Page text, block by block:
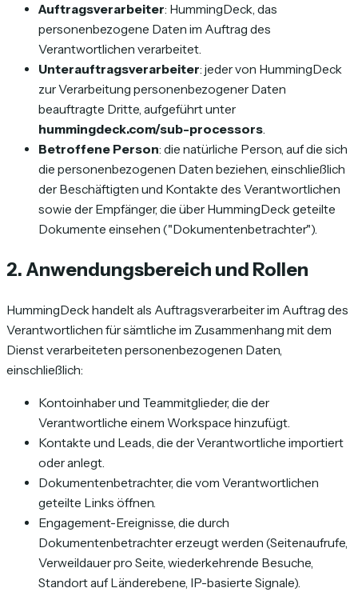
Auftragsverarbeiter: HummingDeck, das
personenbezogene Daten im Auftrag des
Verantwortlichen verarbeitet.
Unterauftragsverarbeiter: jeder von HummingDeck
zur Verarbeitung personenbezogener Daten
beauftragte Dritte, aufgeführt unter
hummingdeck.com/sub-processors
Betroffene Person: die natürliche Person, auf die sich
die personenbezogenen Daten beziehen, einschließlich
der Beschäftigten und Kontakte des Verantwortlichen
sowie der Empfänger, die über HummingDeck geteilte
Dokumente einsehen ("Dokumentenbetrachter").
2. Anwendungsbereich und Rollen
HummingDeck handelt als Auftragsverarbeiter im Auftrag des
Verantwortlichen für sämtliche im Zusammenhang mit dem
Dienst verarbeiteten personenbezogenen Daten,
einschließlich:
Kontoinhaber und Teammitglieder, die der
Verantwortliche einem Workspace hinzufügt.
Kontakte und Leads, die der Verantwortliche importiert
oder anlegt.
Dokumentenbetrachter, die vom Verantwortlichen
geteilte Links öffnen.
Engagement-Ereignisse, die durch
Dokumentenbetrachter erzeugt werden (Seitenaufrufe,
Verweildauer pro Seite, wiederkehrende Besuche,
Standort auf Länderebene, IP-basierte Signale).